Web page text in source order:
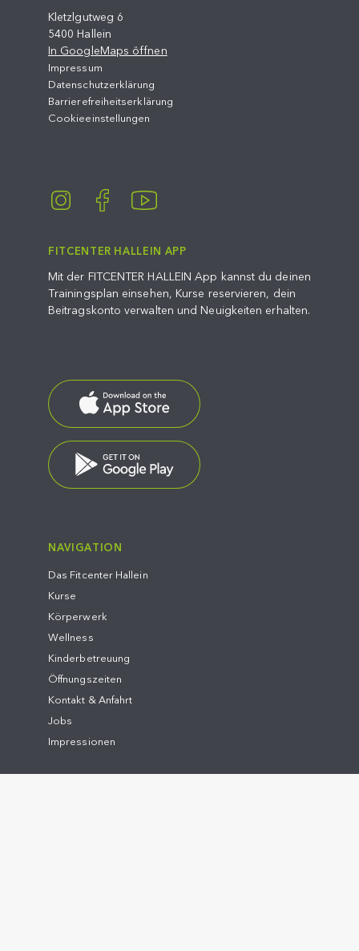
Kletzlgutweg 6
5400 Hallein
In GoogleMaps öffnen
Impressum
Datenschutzerklärung
Barrierefreiheitserklärung
Cookieeinstellungen
FITCENTER HALLEIN APP
Mit der FITCENTER HALLEIN App kannst du deinen
Trainingsplan einsehen, Kurse reservieren, dein
Beitragskonto verwalten und Neuigkeiten erhalten.
NAVIGATION
Das Fitcenter Hallein
Kurse
Körperwerk
Wellness
Kinderbetreuung
Öffnungszeiten
Kontakt & Anfahrt
Jobs
Impressionen